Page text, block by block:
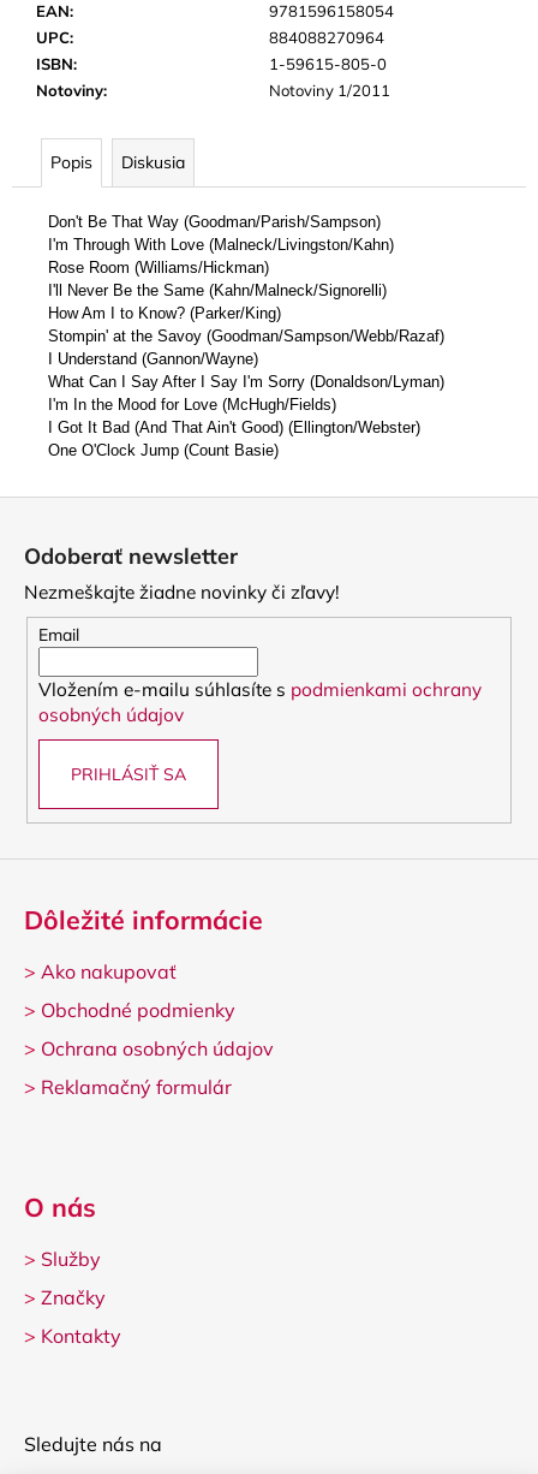
EAN:
9781596158054
UPC:
884088270964
ISBN:
1-59615-805-0
Notoviny: Notoviny 1/2011
Popis Diskusia
Don't Be That Way (Goodman/Parish/Sampson)
I'm Through With Love (Malneck/Livingston/Kahn)
Rose Room (Williams/Hickman)
I'll Never Be the Same (Kahn/Malneck/Signorelli)
How Am I to Know? (Parker/King)
Stompin' at the Savoy (Goodman/Sampson/Webb/Razaf)
I Understand (Gannon/Wayne)
What Can I Say After I Say I'm Sorry (Donaldson/Lyman)
I'm In the Mood for Love (McHugh/Fields)
I Got It Bad (And That Ain't Good) (Ellington/Webster)
One O'Clock Jump (Count Basie)
Odoberať newsletter
Nezmeškajte žiadne novinky či zľavy!
Email
Vložením e-mailu súhlasíte s podmienkami ochrany
osobných údajov
PRIHLÁSIŤ SA
Dôležité informácie
> Ako nakupovať
> Obchodné podmienky
> Ochrana osobných údajov
> Reklamačný formulár
O nás
> Služby
> Značky
> Kontakty
Sledujte nás na